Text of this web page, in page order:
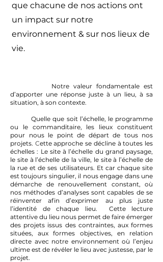
que chacune de nos actions ont
un impact sur notre
environnement & sur nos lieux de
vie.
Notre valeur fondamentale est
d’apporter une réponse juste à un lieu, à sa
situation, à son contexte.
Quelle que soit l’échelle, le programme
ou le commanditaire, les lieux constituent
pour nous le point de départ de tous nos
projets. Cette approche se décline à toutes les
échelles : Le site à l’échelle du grand paysage,
le site à l’échelle de la ville, le site à l’échelle de
la rue et de ses utilisateurs. Et car chaque site
est toujours singulier, il nous engage dans une
démarche de renouvellement constant, où
nos méthodes d’analyses sont capables de se
réinventer afin d’exprimer au plus juste
l’identité de chaque lieu. Cette lecture
attentive du lieu nous permet de faire émerger
des projets issus des contraintes, aux formes
situées, aux formes objectives, en relation
directe avec notre environnement où l’enjeu
ultime est de révéler le lieu avec justesse, par le
projet.